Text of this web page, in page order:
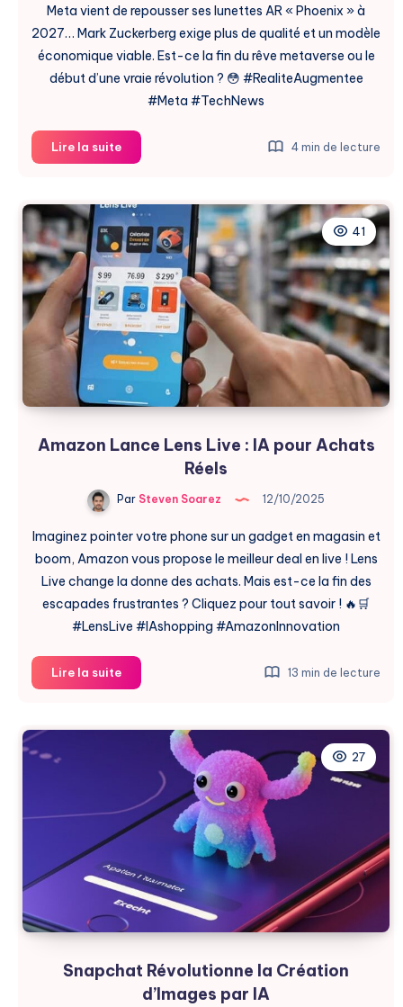
Meta vient de repousser ses lunettes AR « Phoenix » à
2027… Mark Zuckerberg exige plus de qualité et un modèle
économique viable. Est-ce la fin du rêve metaverse ou le
début d’une vraie révolution ? 😳 #RealiteAugmentee
#Meta #TechNews
Lire la suiteMeta
Repousse
Lunettes
AR
à
2027
4 min de lecture
41
Amazon Lance Lens Live : IA pour Achats
Réels
Par Steven Soarez 12/10/2025
Imaginez pointer votre phone sur un gadget en magasin et
boom, Amazon vous propose le meilleur deal en live ! Lens
Live change la donne des achats. Mais est-ce la fin des
escapades frustrantes ? Cliquez pour tout savoir ! 🔥🛒
#LensLive #IAshopping #AmazonInnovation
Lire la suiteAmazon
Lance
Live
pour
Achats
Réels
13 min de lecture
27
Snapchat Révolutionne la Création
d’Images par IA